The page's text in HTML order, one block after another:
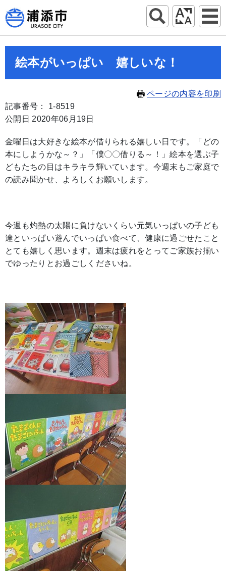
絵本がいっぱい 嬉しいな！
ページの内容を印刷
記事番号： 1-8519
公開日 2020年06月19日
金曜日は大好きな絵本が借りられる嬉しい日です。「どの
本にしようかな～？」「僕〇〇借りる～！」絵本を選ぶ子
どもたちの目はキラキラ輝いています。今週末もご家庭で
の読み聞かせ、よろしくお願いします。
今週も灼熱の太陽に負けないくらい元気いっぱいの子ども
達といっぱい遊んでいっぱい食べて、健康に過ごせたこと
とても嬉しく思います。週末は疲れをとってご家族お揃い
でゆったりとお過ごしくださいね。